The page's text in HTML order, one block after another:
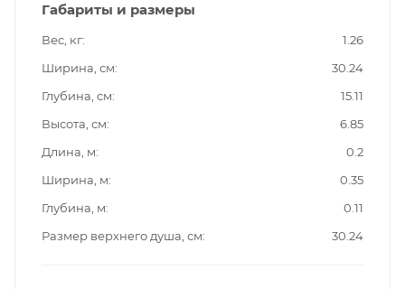
Габариты и размеры
Вес, кг
1.26
Ширина, см
30.24
Глубина, см
15.11
Высота, см
6.85
Длина, м
0.2
Ширина, м
0.35
Глубина, м
0.11
Размер верхнего душа, см
30.24